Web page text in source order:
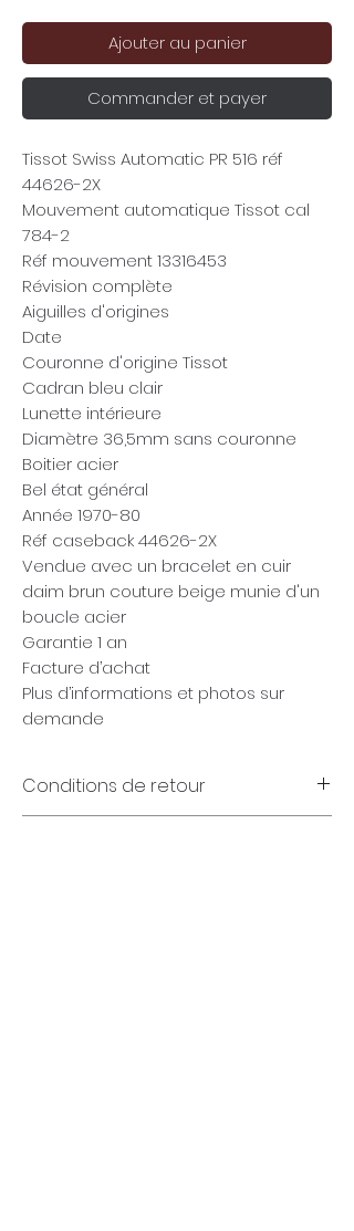
Ajouter au panier
Commander et payer
Tissot Swiss Automatic PR 516 réf
44626-2X
Mouvement automatique Tissot cal
784-2
Réf mouvement 13316453
Révision complète
Aiguilles d'origines
Date
Couronne d'origine Tissot
Cadran bleu clair
Lunette intérieure
Diamètre 36,5mm sans couronne
Boitier acier
Bel état général
Année 1970-80
Réf caseback 44626-2X
Vendue avec un bracelet en cuir
daim brun couture beige munie d'un
boucle acier
Garantie 1 an
Facture d’achat
Plus d’informations et photos sur
demande
Conditions de retour